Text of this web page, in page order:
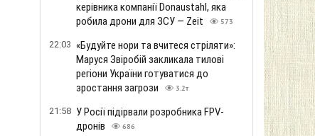
керівника компанії Donaustahl, яка
робила дрони для ЗСУ — Zeit
573
22:03 «Будуйте нори та вчитеся стріляти»:
Маруся Звіробій закликала тилові
регіони України готуватися до
зростання загрози
3.2т
21:58 У Росії підірвали розробника FPV-
дронів
686